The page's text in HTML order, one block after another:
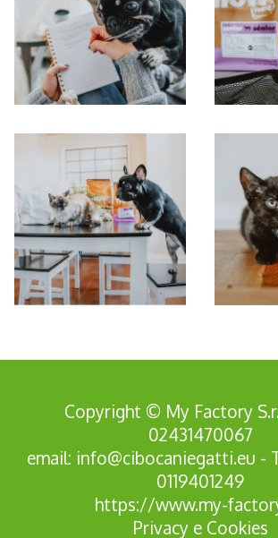
Copyright © My Factory
02431470067
email: info@cibocaniegatti.eu -
0119401249
https://www.my-
Privacy e Cookies